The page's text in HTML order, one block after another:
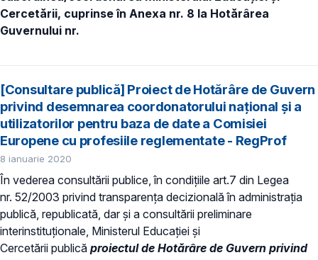
Cercetării, cuprinse în Anexa nr. 8 la Hotărârea
Guvernului nr.
[Consultare publică] Proiect de Hotărâre de Guvern
privind desemnarea coordonatorului național și a
utilizatorilor pentru baza de date a Comisiei
Europene cu profesiile reglementate - RegProf
8 ianuarie 2020
În vederea consultării publice, în condiţiile art.7 din Legea
nr. 52/2003 privind transparenţa decizională în administraţia
publică, republicată, dar și a consultării preliminare
interinstituționale, Ministerul Educaţiei și
Cercetării publică proiectul de Hotărâre de Guvern privind